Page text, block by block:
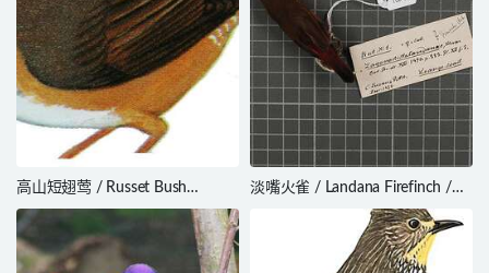
高山短翅莺 / Russet Bush
Warbler / Locustella mandelli
淡嘴火雀 / Landana Firefinch /
Lagonosticta landanae